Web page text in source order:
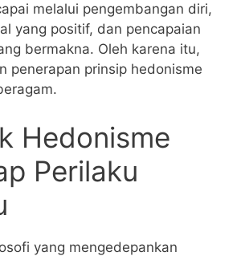
melalui pengembangan diri,
yang positif, dan pencapaian
bermakna. Oleh karena itu,
penerapan prinsip hedonisme
Hedonisme
Perilaku
yang mengedepankan